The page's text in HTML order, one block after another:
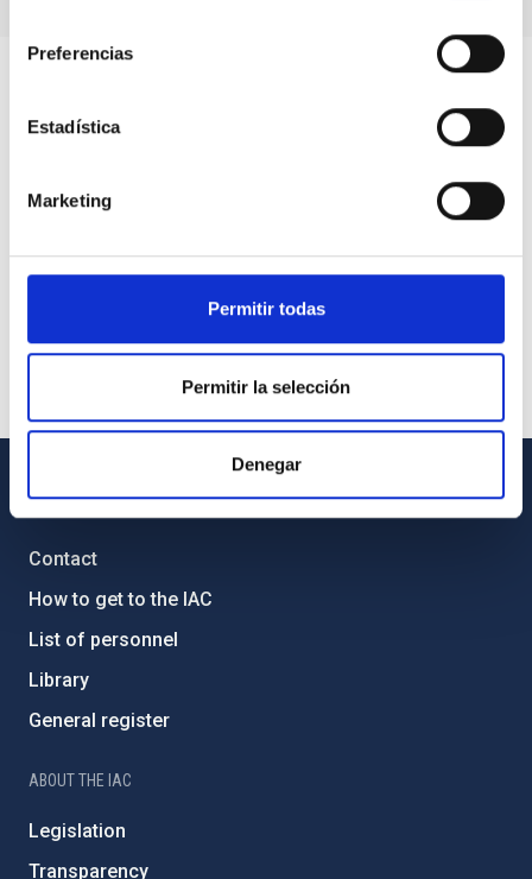
Preferencias
Estadística
Marketing
Permitir todas
Permitir la selección
Denegar
Contact
How to get to the IAC
List of personnel
Library
General register
ABOUT THE IAC
Legislation
Transparency